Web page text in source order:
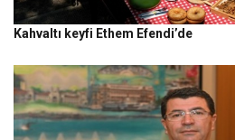
Kahvaltı keyfi Ethem Efendi’de